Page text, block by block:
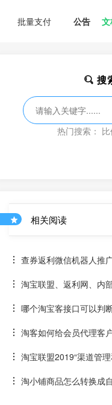
批量支付 公告
搜
热门搜索：
相关阅读
查券返利微信机器人推
淘宝联盟、返利网、内
套路哪个淘宝客接口可以判
佣金和无券有佣金或返利？
淘客如何给会员代理客
哪个客户下单的？如何用
淘宝联盟2019“渠道管
何在商业模式中应用新政
淘小铺商品怎么转换成